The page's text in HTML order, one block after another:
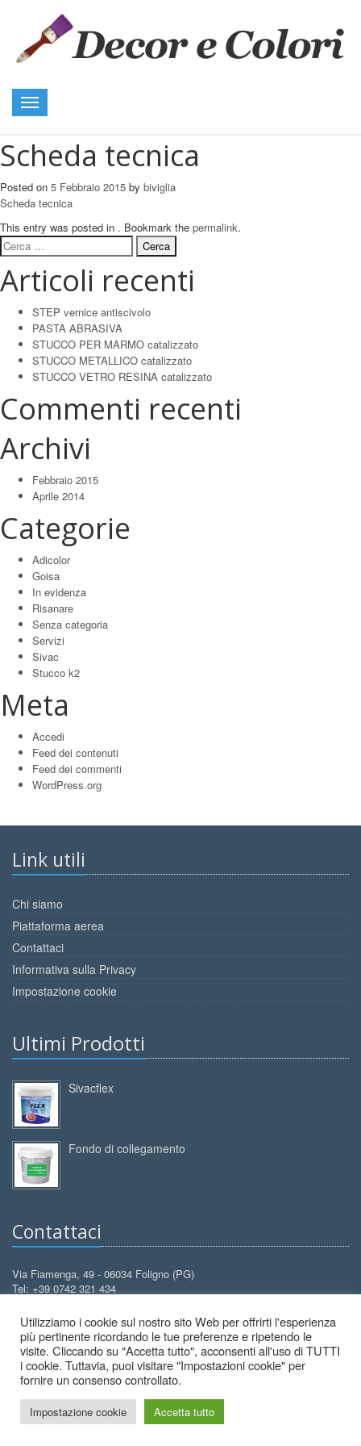
Toggle
navigation
Scheda tecnica
Posted on 5 Febbraio 2015 by biviglia
Scheda tecnica
This entry was posted in . Bookmark the permalink.
Ricerca
per:
Articoli recenti
STEP vernice antiscivolo
PASTA ABRASIVA
STUCCO PER MARMO catalizzato
STUCCO METALLICO catalizzato
STUCCO VETRO RESINA catalizzato
Commenti recenti
Archivi
Febbraio 2015
Aprile 2014
Categorie
Adicolor
Goisa
In evidenza
Risanare
Senza categoria
Servizi
Sivac
Stucco k2
Meta
Accedi
Feed dei contenuti
Feed dei commenti
WordPress.org
Link utili
Chi siamo
Piattaforma aerea
Contattaci
Informativa sulla Privacy
Impostazione cookie
Ultimi Prodotti
Sivacflex
Fondo di collegamento
Contattaci
Via Fiamenga, 49 - 06034 Foligno (PG)
Tel: +39 0742 321 434
Email:info@decorcolori.com
2026 © Decor Colori - All Rights Reserved.
Utilizziamo i cookie sul nostro sito Web per offrirti l'esperienza
più pertinente ricordando le tue preferenze e ripetendo le
visite. Cliccando su "Accetta tutto", acconsenti all'uso di TUTTI
i cookie. Tuttavia, puoi visitare "Impostazioni cookie" per
fornire un consenso controllato.
Impostazione cookie Accetta tutto